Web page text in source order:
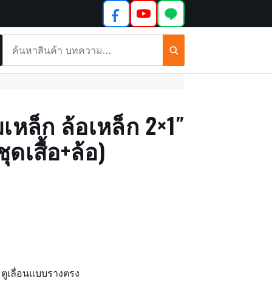
และ
บทความ
หล็ก ล้อเหล็ก 2×1″
เสื้อ+ล้อ)
เลื่อนแบบรางตรง